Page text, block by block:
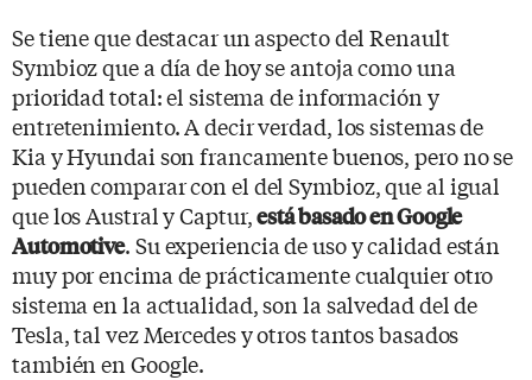
Se tiene que destacar un aspecto del Renault
Symbioz que a día de hoy se antoja como una
prioridad total: el sistema de información y
entretenimiento. A decir verdad, los sistemas de
Kia y Hyundai son francamente buenos, pero no se
pueden comparar con el del Symbioz, que al igual
que los Austral y Captur,está basado en Google
Automotive. Su experiencia de uso y calidad están
muy por encima de prácticamente cualquier otro
sistema en la actualidad, son la salvedad del de
Tesla, tal vez Mercedes y otros tantos basados
también en Google.